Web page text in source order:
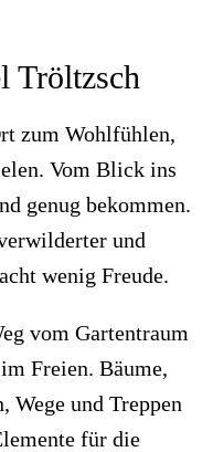
Tröltzsch
zum Wohlfühlen,
Vom Blick ins
genug bekommen.
und
wenig Freude.
vom Gartentraum
Freien. Bäume,
Wege und Treppen
für die